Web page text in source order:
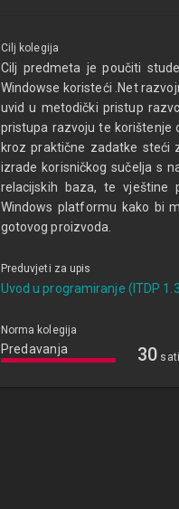
Cilj kolegija
Cilj predmeta je poučiti
Windowse koristeći .Net
uvid u metodički pristup
pristupa razvoju te korištenje
kroz praktične zadatke steći
izrade korisničkog sučelja s
relacijskih baza, te vještine
Windows platformu kako bi
gotovog proizvoda.
Preduvjeti za upis
Uvod u programiranje (ITDP
Norma kolegija
Predavanja 30 sati